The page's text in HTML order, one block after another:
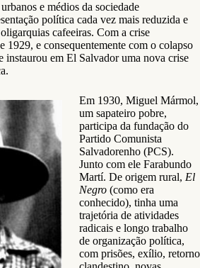
e médios da sociedade
política cada vez mais reduzida e
cafeeiras. Com a crise
1929, e consequentemente com o colapso
instaurou em El Salvador uma nova crise
Em 1930, Miguel Mármol,
um sapateiro pobre,
participa da fundação do
Partido Comunista
Salvadorenho (PCS).
Junto com ele Farabundo
Martí. De origem rural, El
Negro (como era
conhecido), tinha uma
trajetória de atividades
radicais e longo trabalho
de organização política,
com prisões, exílio, retorno